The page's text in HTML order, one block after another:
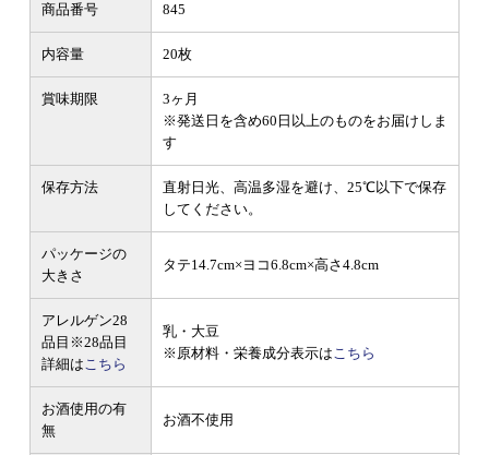
商品番号 845
内容量 20枚
賞味期限
3ヶ月
※発送日を含め60日以上のものをお届けしま
す
保存方法
直射日光、高温多湿を避け、25℃以下で保存
してください。
パッケージの
大きさ
タテ14.7cm×ヨコ6.8cm×高さ4.8cm
アレルゲン28
品目 ※28品目
詳細はこちら
乳・大豆
※原材料・栄養成分表示はこちら
お酒使用の有
無
お酒不使用